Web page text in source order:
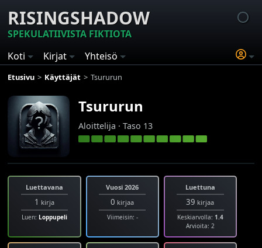
RISINGSHADOW
SPEKULATIIVISTA FIKTIOTA
Koti
Kirjat Yhteisö
Etusivu Käyttäjät Tsururun
Tsururun
Aloittelija · Taso 13
Luettavana
1 kirja
Luen: Loppupeli
Vuosi 2026
0 kirjaa
Viimeisin: -
Luettuna
39 kirjaa
Keskiarvolla: 1.4
Arvioita: 2